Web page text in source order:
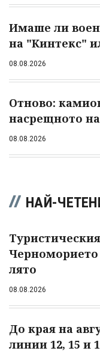
Имаше ли
на "Кинтекс"
08.08.2026
Отново:
насрещното
08.08.2026
НАЙ-
Черноморието
лято
08.08.2026
До края на
линии 12, 15 и